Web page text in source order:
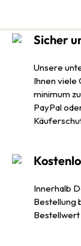
Sicher
Unsere
Ihnen viele
minimum
PayPal
Innerhalb
Bestellung